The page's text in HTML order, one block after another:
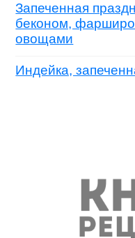
Запеченная
беконом,
овощами
Индейка,